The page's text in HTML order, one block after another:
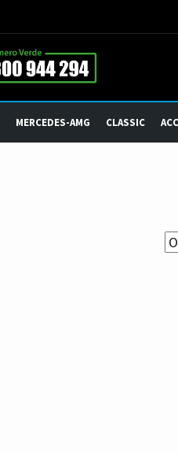
MERCEDES-AMG CLASSIC